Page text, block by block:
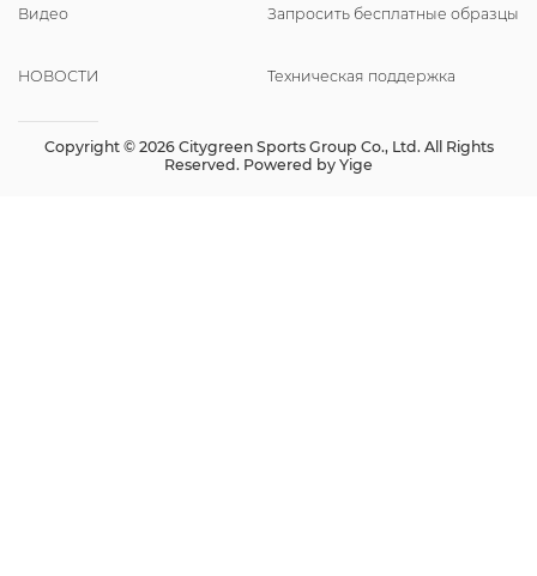
Видео
НОВОСТИ
Запросить бесплатные образцы
Техническая поддержка
Copyright © 2026 Citygreen Sports Group Co., Ltd. All Rights
Reserved. Powered by Yige